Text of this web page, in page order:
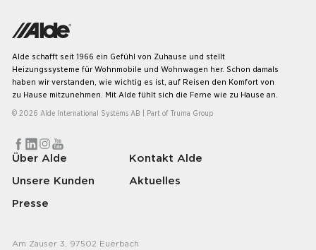
oder schlechten Geschmack beseitigt.
Alde schafft seit 1966 ein Gefühl von Zuhause und stellt
Heizungssysteme für Wohnmobile und Wohnwagen her. Schon damals
haben wir verstanden, wie wichtig es ist, auf Reisen den Komfort von
zu Hause mitzunehmen. Mit Alde fühlt sich die Ferne wie zu Hause an.
© 2026 Alde International Systems AB | Part of Truma Group
Über Alde
Unsere Kunden
Presse
Kontakt Alde
Aktuelles
Am Zauser 3, 97502 Euerbach